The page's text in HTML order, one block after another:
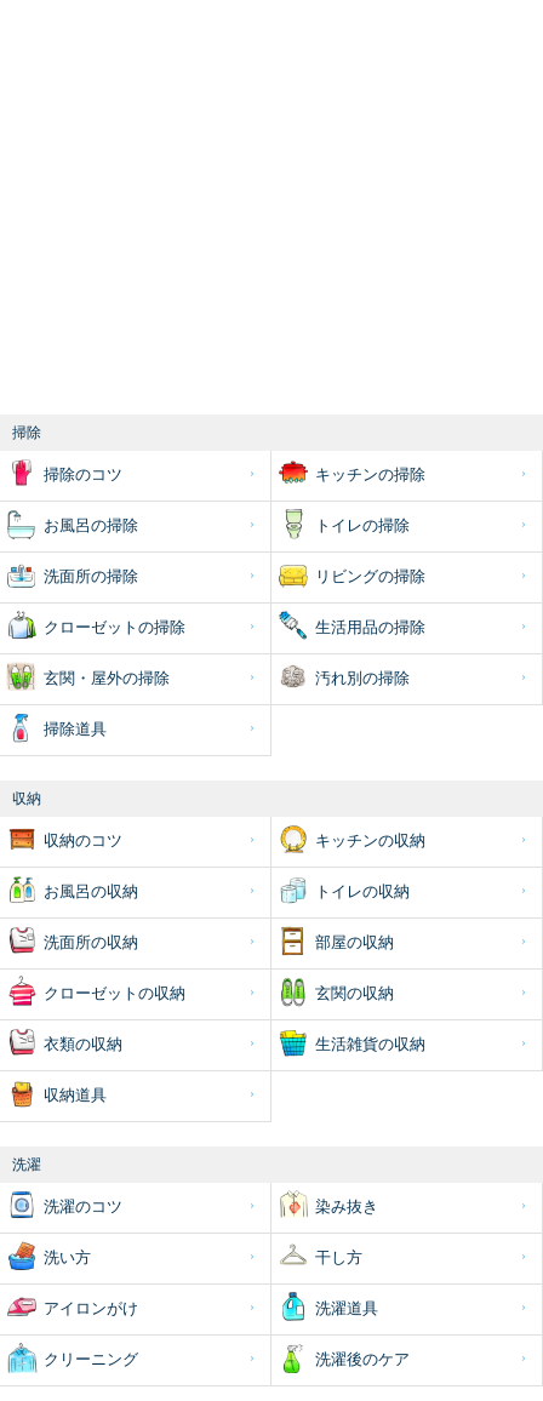
掃除
掃除のコツ キッチンの掃除
お風呂の掃除 トイレの掃除
洗面所の掃除 リビングの掃除
クローゼットの掃除 生活用品の掃除
玄関・屋外の掃除 汚れ別の掃除
掃除道具
収納
収納のコツ キッチンの収納
お風呂の収納 トイレの収納
洗面所の収納 部屋の収納
クローゼットの収納 玄関の収納
衣類の収納 生活雑貨の収納
収納道具
洗濯
洗濯のコツ 染み抜き
洗い方 干し方
アイロンがけ 洗濯道具
クリーニング 洗濯後のケア